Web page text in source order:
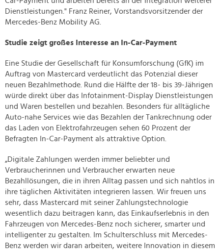
Dienstleistungen." Franz Reiner, Vorstandsvorsitzender der
Mercedes-Benz Mobility AG.
Studie zeigt großes Interesse an In-Car-Payment
Eine Studie der Gesellschaft für Konsumforschung (GfK) im
Auftrag von Mastercard verdeutlicht das Potenzial dieser
neuen Bezahlmethode. Rund die Hälfte der 18- bis 39-Jährigen
würde direkt über das Infotainment-Display Dienstleistungen
und Waren bestellen und bezahlen. Besonders für alltägliche
Auto-nahe Services wie das Bezahlen der Tankrechnung oder
das Laden von Elektrofahrzeugen sehen 60 Prozent der
Befragten In-Car-Payment als attraktive Option.
„Digitale Zahlungen werden immer beliebter und
Verbraucherinnen und Verbraucher erwarten neue
Bezahllösungen, die in ihren Alltag passen und sich nahtlos in
ihre täglichen Aktivitäten integrieren lassen. Wir freuen uns
sehr, dass Mastercard mit seiner Zahlungstechnologie
wesentlich dazu beitragen kann, das Einkaufserlebnis in den
Fahrzeugen von Mercedes-Benz noch sicherer, smarter und
intelligenter zu gestalten. Im Schulterschluss mit Mercedes-
Benz werden wir daran arbeiten, weitere Innovation in diesem